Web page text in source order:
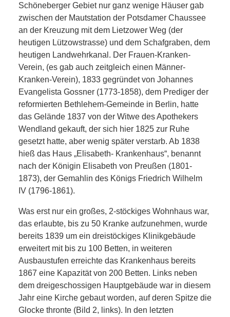
Schöneberger Gebiet nur ganz wenige Häuser gab
zwischen der Mautstation der Potsdamer Chaussee
an der Kreuzung mit dem Lietzower Weg (der
heutigen Lützowstrasse) und dem Schafgraben, dem
heutigen Landwehrkanal. Der Frauen-Kranken-
Verein, (es gab auch zeitgleich einen Männer-
Kranken-Verein), 1833 gegründet von Johannes
Evangelista Gossner (1773-1858), dem Prediger der
reformierten Bethlehem-Gemeinde in Berlin, hatte
das Gelände 1837 von der Witwe des Apothekers
Wendland gekauft, der sich hier 1825 zur Ruhe
gesetzt hatte, aber wenig später verstarb. Ab 1838
hieß das Haus „Elisabeth- Krankenhaus“, benannt
nach der Königin Elisabeth von Preußen (1801-
1873), der Gemahlin des Königs Friedrich Wilhelm
IV (1796-1861).
Was erst nur ein großes, 2-stöckiges Wohnhaus war,
das erlaubte, bis zu 50 Kranke aufzunehmen, wurde
bereits 1839 um ein dreistöckiges Klinikgebäude
erweitert mit bis zu 100 Betten, in weiteren
Ausbaustufen erreichte das Krankenhaus bereits
1867 eine Kapazität von 200 Betten. Links neben
dem dreigeschossigen Hauptgebäude war in diesem
Jahr eine Kirche gebaut worden, auf deren Spitze die
Glocke thronte (Bild 2, links). In den letzten